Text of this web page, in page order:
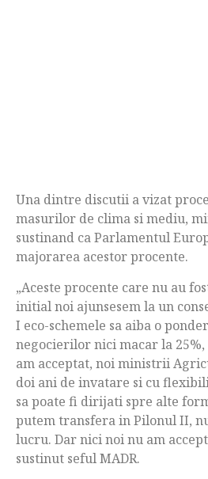
Una dintre discutii a vizat
masurilor de clima si mediu,
sustinand ca Parlamentul
majorarea acestor procente.
„Aceste procente care nu au
initial noi ajunsesem la un
I eco-schemele sa aiba o
negocierilor nici macar la
am acceptat, noi ministrii
doi ani de invatare si cu
sa poate fi dirijati spre alte
putem transfera in Pilonul II,
lucru. Dar nici noi nu am
sustinut seful MADR.